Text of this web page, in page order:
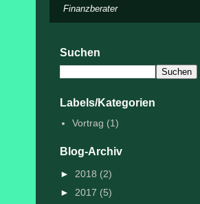
Finanzberater
Suchen
Labels/Kategorien
Vortrag (1)
Blog-Archiv
► 2018 (2)
► 2017 (5)